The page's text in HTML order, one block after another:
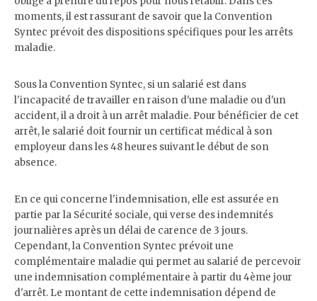
moments, il est rassurant de savoir que la Convention
Syntec prévoit des dispositions spécifiques pour les arrêts
maladie.
Sous la Convention Syntec, si un salarié est dans
l'incapacité de travailler en raison d'une maladie ou d'un
accident, il a droit à un arrêt maladie. Pour bénéficier de cet
arrêt, le salarié doit fournir un certificat médical à son
employeur dans les 48 heures suivant le début de son
absence.
En ce qui concerne l'indemnisation, elle est assurée en
partie par la Sécurité sociale, qui verse des indemnités
journalières après un délai de carence de 3 jours.
Cependant, la Convention Syntec prévoit une
complémentaire maladie qui permet au salarié de percevoir
une indemnisation complémentaire à partir du 4ème jour
d'arrêt. Le montant de cette indemnisation dépend de